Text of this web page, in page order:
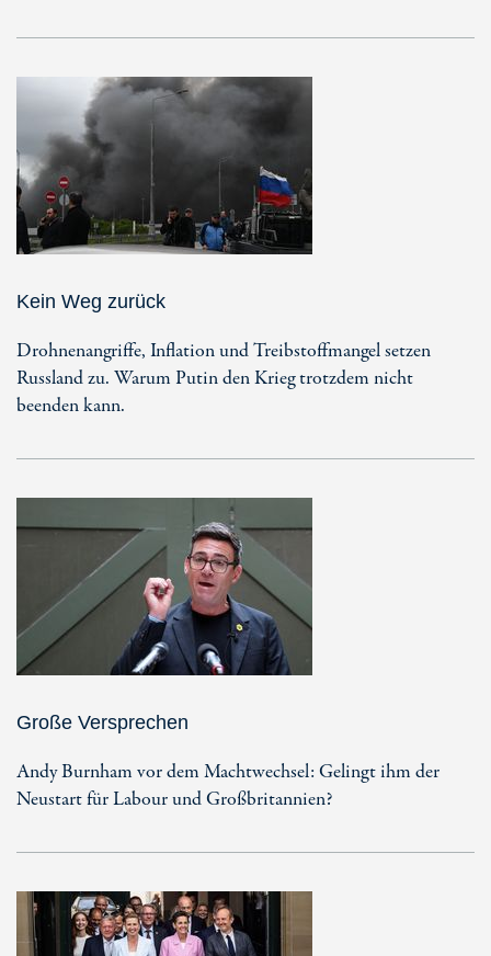
Kein Weg zurück
Drohnenangriffe, Inflation und Treibstoffmangel setzen
Russland zu. Warum Putin den Krieg trotzdem nicht
beenden kann.
Große Versprechen
Andy Burnham vor dem Machtwechsel: Gelingt ihm der
Neustart für Labour und Großbritannien?